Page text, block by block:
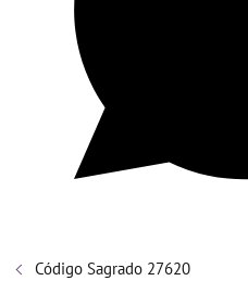
Código Sagrado 27620